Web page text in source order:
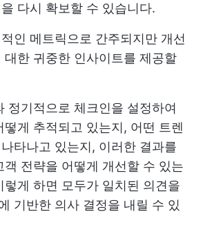
다시 확보할 수 있습니다.
인 메트릭으로 간주되지만 개선
대한 귀중한 인사이트를 제공할
정기적으로 체크인을 설정하여
떻게 추적되고 있는지, 어떤 트렌
타나고 있는지, 이러한 결과를
객 전략을 어떻게 개선할 수 있는
렇게 하면 모두가 일치된 의견을
기반한 의사 결정을 내릴 수 있